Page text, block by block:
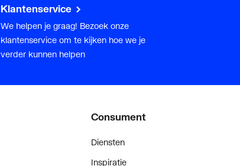
Klantenservice
We helpen je graag! Bezoek onze
klantenservice om te kijken hoe we je
verder kunnen helpen
Consument
Diensten
Inspiratie